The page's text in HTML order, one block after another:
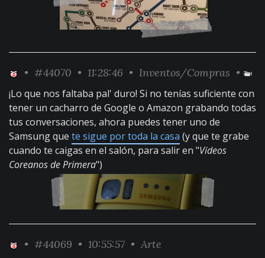
• #44070 • 11:28:46 • Inventos/Compras •
¡Lo que nos faltaba pal' duro! Si no tenías suficiente con
tener un cacharro de Google o Amazon grabando todas
tus conversaciones, ahora puedes tener uno de
Samsung que te sigue por toda la casa (y que te grabe
cuando te caigas en el salón, para salir en "Vídeos
Coreanos de Primera")
• #44069 • 10:55:57 • Arte